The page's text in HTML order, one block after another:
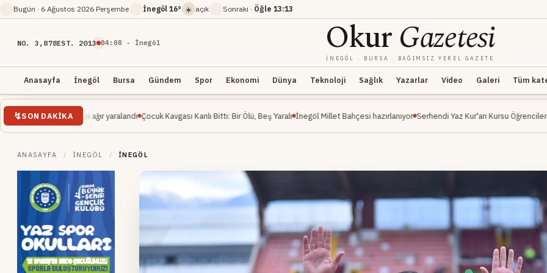
Bugün · 6 Ağustos 2026 Perşembe İnegöl 16° ☀️ açık Sonraki · Öğle 13:13
NO. 3,878EST. 2013 04:08 · İnegöl OkurGazetesi
İNEGÖL · BURSA · BAĞIMSIZ YEREL GAZETE
Anasayfa İnegöl Bursa Gündem Spor Ekonomi Dünya Teknoloji Sağlık Yazarlar Video Galeri Tüm
SON DAKIKA
ağır yaralandı Çocuk Kavgası Kanlı Bitti: Bir Ölü, Beş Yaralı İnegöl Millet Bahçesi hazırlanıyor Serhendi Yaz Kur'an Kursu Öğrencileri Piknikte
ANASAYFA / İNEGÖL / İNEGÖL